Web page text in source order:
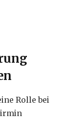
Rolle bei